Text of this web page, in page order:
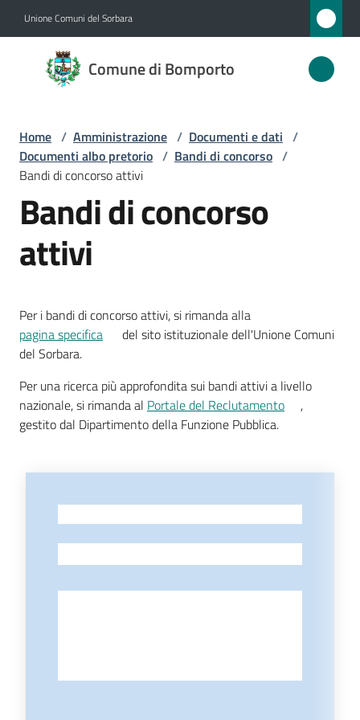
Unione Comuni del Sorbara
Comune di Bomporto
Comune
di
Amministrazione
Novità
Servizi
Bomporto
Tutti
Home / Amministrazione / Documenti e dati /
Documenti albo pretorio / Bandi di concorso /
Bandi di concorso attivi
Bandi di concorso
attivi
Per i bandi di concorso attivi, si rimanda alla
pagina specifica
del sito istituzionale dell'Unione Comuni
del Sorbara.
Per una ricerca più approfondita sui bandi attivi a livello
nazionale, si rimanda al Portale del Reclutamento
,
gestito dal Dipartimento della Funzione Pubblica.
-